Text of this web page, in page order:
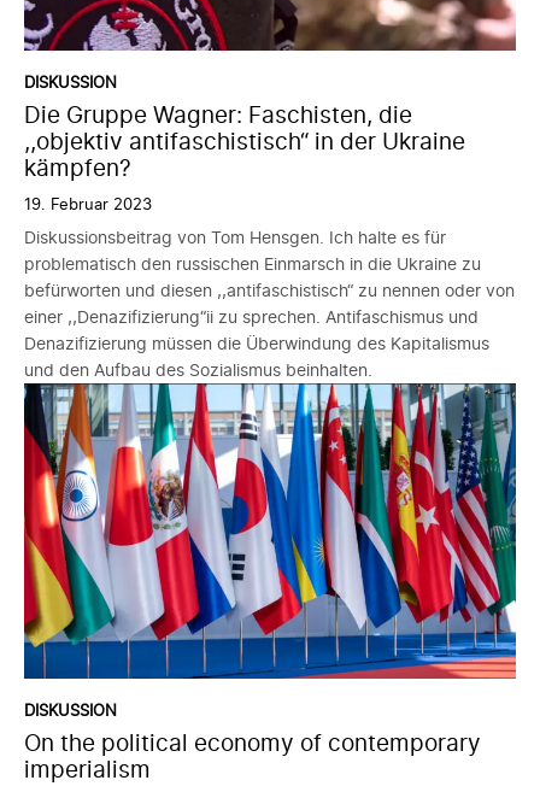
DISKUSSION
Die Gruppe Wagner: Faschisten, die
,,objektiv antifaschistisch“ in der Ukraine
kämpfen?
19. Februar 2023
Diskussionsbeitrag von Tom Hensgen. Ich halte es für
problematisch den russischen Einmarsch in die Ukraine zu
befürworten und diesen ,,antifaschistisch“ zu nennen oder von
einer ,,Denazifizierung“ii zu sprechen. Antifaschismus und
Denazifizierung müssen die Überwindung des Kapitalismus
und den Aufbau des Sozialismus beinhalten.
DISKUSSION
On the political economy of contemporary
imperialism